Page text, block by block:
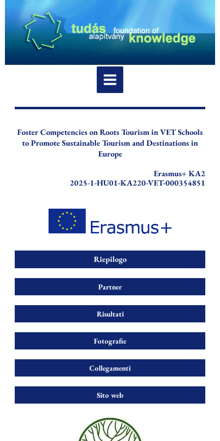
contenuto
Foster Competencies on Roots Tourism in VET Schools
to Promote Sustainable Tourism and Destinations in
Europe
Erasmus+ KA2
2025-1-HU01-KA220-VET-000354851
Riepilogo
Partner
Risultati
Fotografie
Collegamenti
Sito web